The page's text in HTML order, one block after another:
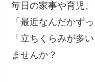
毎日の家事や育児
「最近なんだかず
「立ちくらみが多
ませんか？